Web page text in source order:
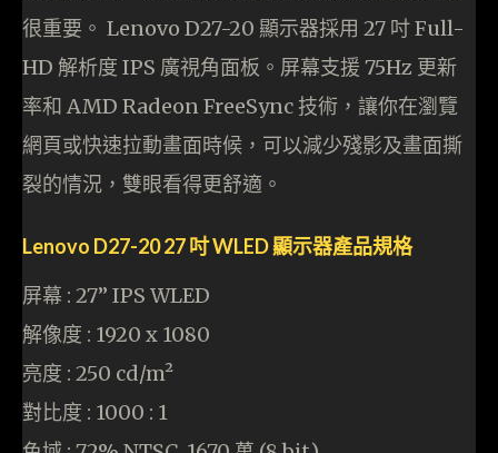
很重要。 Lenovo D27-20 顯示器採用 27 吋 Full-
HD 解析度 IPS 廣視角面板。屏幕支援 75Hz 更新
率和 AMD Radeon FreeSync 技術，讓你在瀏覽
網頁或快速拉動畫面時候，可以減少殘影及畫面撕
裂的情況，雙眼看得更舒適。
Lenovo D27-20 27 吋 WLED 顯示器產品規格
屏幕 : 27” IPS WLED
解像度 : 1920 x 1080
亮度 : 250 cd/m²
對比度 : 1000 : 1